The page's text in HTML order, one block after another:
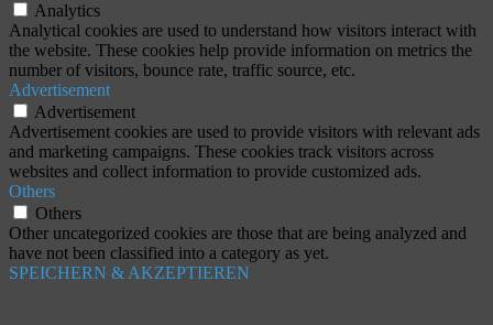
Analytics
Analytical cookies are used to understand how visitors interact with
the website. These cookies help provide information on metrics the
number of visitors, bounce rate, traffic source, etc.
Advertisement
Advertisement
Advertisement cookies are used to provide visitors with relevant ads
and marketing campaigns. These cookies track visitors across
websites and collect information to provide customized ads.
Others
Others
Other uncategorized cookies are those that are being analyzed and
have not been classified into a category as yet.
SPEICHERN & AKZEPTIEREN